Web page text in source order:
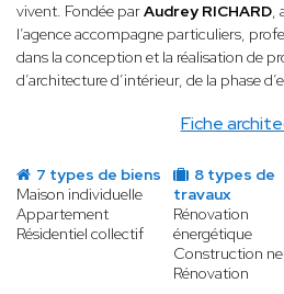
Fiche
vivent. Fondée parAudrey RICHARD,
l’agence accompagne particuliers,
dans la conception et la réalisation de
d’architecture d’intérieur, de la phase
7 types de biens
Maison individuelle
Appartement
Résidentiel collectif
8 types de
travaux
Rénovation
énergétique
Construction
Rénovation